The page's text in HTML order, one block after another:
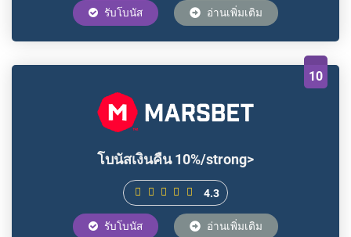
รับโบนัส อ่านเพิ่มเติม
10
โบนัสเงินคืน 10%/strong>
4.3
รับโบนัส อ่านเพิ่มเติม